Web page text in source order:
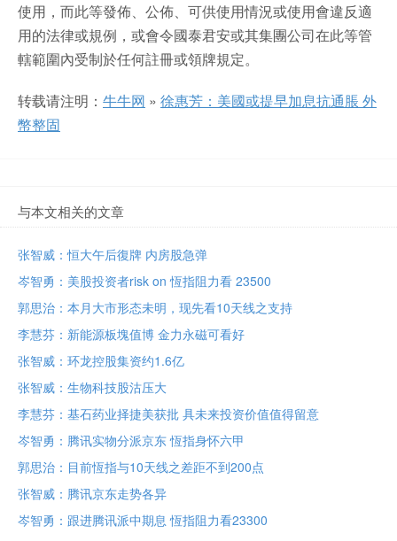
使用，而此等發佈、公佈、可供使用情況或使用會違反適
用的法律或規例，或會令國泰君安或其集團公司在此等管
轄範圍內受制於任何註冊或領牌規定。
转载请注明： 牛牛网 » 徐惠芳：美國或提早加息抗通脹 外
幣整固
与本文相关的文章
张智威：恒大午后復牌 内房股急弹
岑智勇：美股投资者risk on 恆指阻力看 23500
郭思治：本月大市形态未明，现先看10天线之支持
李慧芬：新能源板塊值博 金力永磁可看好
张智威：环龙控股集资约1.6亿
张智威：生物科技股沽压大
李慧芬：基石药业择捷美获批 具未来投资价值值得留意
岑智勇：腾讯实物分派京东 恆指身怀六甲
郭思治：目前恆指与10天线之差距不到200点
张智威：腾讯京东走势各异
岑智勇：跟进腾讯派中期息 恆指阻力看23300